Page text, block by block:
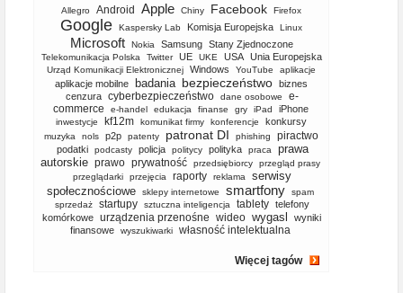
Allegro Android Apple Chiny Facebook Firefox
Google Kaspersky Lab Komisja Europejska Linux
Microsoft Nokia Samsung Stany Zjednoczone
Telekomunikacja Polska Twitter UE UKE USA Unia Europejska
Urząd Komunikacji Elektronicznej Windows YouTube aplikacje
aplikacje mobilne badania bezpieczeństwo biznes
cenzura cyberbezpieczeństwo dane osobowe
e-
commerce
e-handel edukacja finanse gry iPad iPhone
inwestycje kf12m komunikat firmy konferencje konkursy
muzyka nols p2p patenty patronat DI phishing piractwo
podatki podcasty policja politycy polityka praca
prawa
autorskie prawo prywatność przedsiębiorcy
przegląd prasy
przeglądarki
przejęcia raporty reklama
serwisy
społecznościowe
sklepy internetowe smartfony
spam
sprzedaż
startupy sztuczna inteligencja tablety telefony
komórkowe
urządzenia przenośne wideo wygasl
wyniki
finansowe
wyszukiwarki własność intelektualna
Więcej tagów